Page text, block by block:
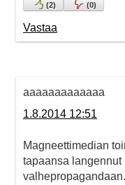
(2) (0)
Vastaa
aaaaaaaaaaaaa
1.8.2014 12:51
Magneettimedian
tapaansa langennut